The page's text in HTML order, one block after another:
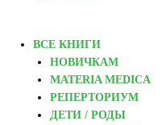
ВСЕ КНИГИ
НОВИЧКАМ
MATERIA MEDICA
РЕПЕРТОРИУМ
ДЕТИ / РОДЫ